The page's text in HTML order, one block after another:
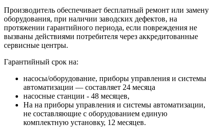
Производитель обеспечивает бесплатный ремонт или замену
оборудования, при наличии заводских дефектов, на
протяжении гарантийного периода, если повреждения не
вызваны действиями потребителя через аккредитованные
сервисные центры.
Гарантийный срок на:
насосы/оборудование, приборы управления и системы
автоматизации — составляет 24 месяца
насосные станции - 48 месяцев,
На на приборы управления и системы автоматизации,
не составляющие с оборудованием единую
комплектную установку, 12 месяцев.